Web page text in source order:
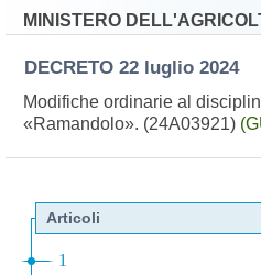
MINISTERO
DECRETO 22 luglio 2024
Modifiche ordinarie al
«Ramandolo». (24A03921)